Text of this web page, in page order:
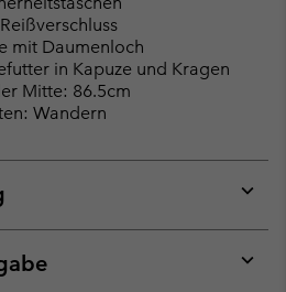
mit Daumenloch
in Kapuze und Kragen
Mitte: 86.5cm
Wandern
or